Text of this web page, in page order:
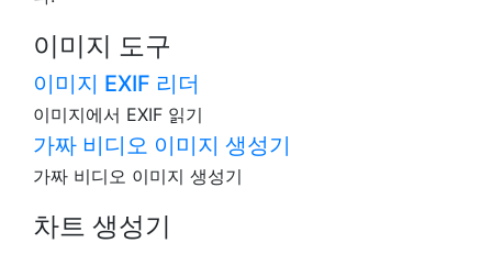
이미지 도구
이미지 EXIF 리더
이미지에서 EXIF 읽기
가짜 비디오 이미지 생성기
가짜 비디오 이미지 생성기
차트 생성기